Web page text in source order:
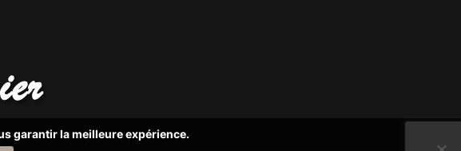
garantir la meilleure expérience.